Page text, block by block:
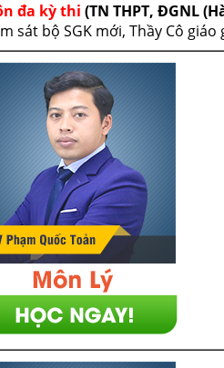
đa kỳ thi (TN THPT, ĐGNL
sát bộ SGK mới, Thầy Cô